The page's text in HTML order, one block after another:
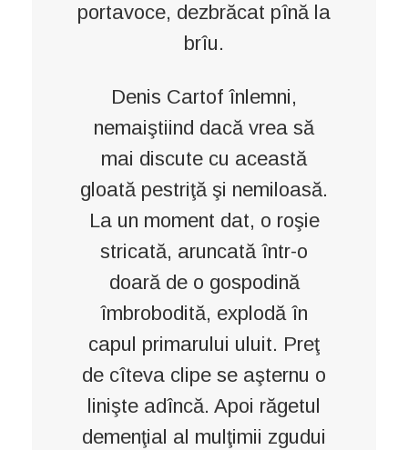
portavoce, dezbrăcat pînă la
brîu.
Denis Cartof înlemni,
nemaiştiind dacă vrea să
mai discute cu această
gloată pestriţă şi nemiloasă.
La un moment dat, o roşie
stricată, aruncată într-o
doară de o gospodină
îmbrobodită, explodă în
capul primarului uluit. Preţ
de cîteva clipe se aşternu o
linişte adîncă. Apoi răgetul
demenţial al mulţimii zgudui